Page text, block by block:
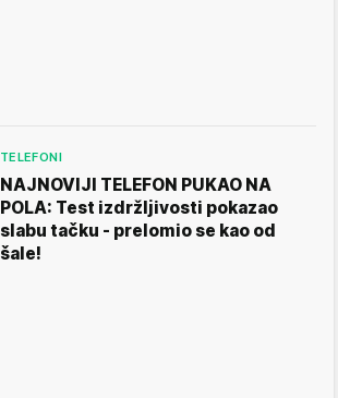
TELEFONI
NAJNOVIJI TELEFON PUKAO NA
POLA: Test izdržljivosti pokazao
slabu tačku - prelomio se kao od
šale!